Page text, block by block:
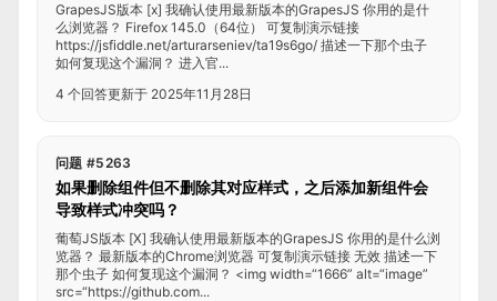
GrapesJS版本 [x] 我确认使用最新版本的GrapesJS 你用的是什
么浏览器？ Firefox 145.0（64位） 可复制演示链接
https://jsfiddle.net/arturarseniev/ta19s6go/ 描述一下那个虫子
如何复现这个漏洞？ 进入官...
4 个回答更新于 2025年11月28日
问题 #5263
如果删除组件但不删除其对应样式，之后添加新组件会
导致样式冲突吗？
葡萄JS版本 [X] 我确认使用最新版本的GrapesJS 你用的是什么浏
览器？ 最新版本的Chrome浏览器 可复制演示链接 无效 描述一下
那个虫子 如何复现这个漏洞？ <img width=“1666” alt=“image”
src=“https://github.com...